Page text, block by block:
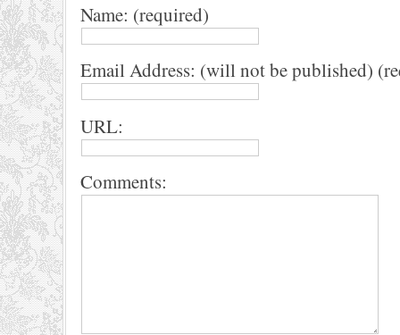
Name: (required)
Email Address: (will not be published)
URL:
Comments: